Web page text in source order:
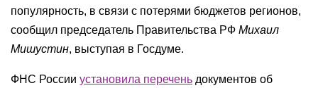
популярность, в связи с потерями бюджетов регионов,
сообщил председатель Правительства РФ Михаил
Мишустин, выступая в Госдуме.
ФНС России установила перечень документов об